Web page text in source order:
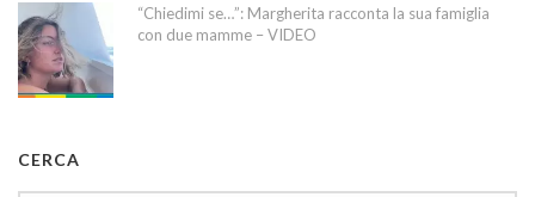
“Chiedimi se…”: Margherita racconta la sua famiglia
con due mamme – VIDEO
CERCA